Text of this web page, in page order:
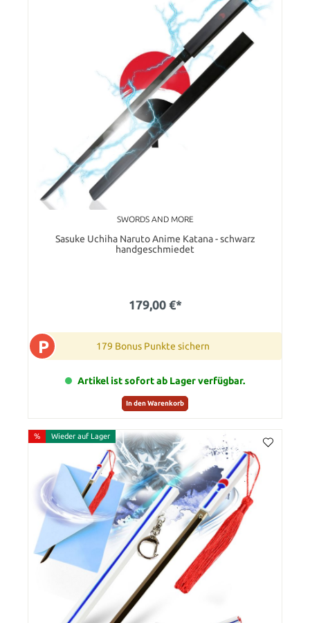
SWORDS AND MORE
Sasuke Uchiha Naruto Anime Katana - schwarz
handgeschmiedet
179,00 €*
P 179 Bonus Punkte sichern
Artikel ist sofort ab Lager verfügbar.
In den Warenkorb
% Wieder auf Lager